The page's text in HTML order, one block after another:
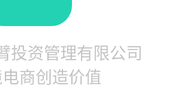
投资管理有限公司
商创造价值